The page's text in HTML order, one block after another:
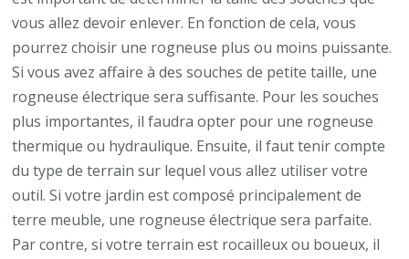
vous allez devoir enlever. En fonction de cela, vous
pourrez choisir une rogneuse plus ou moins puissante.
Si vous avez affaire à des souches de petite taille, une
rogneuse électrique sera suffisante. Pour les souches
plus importantes, il faudra opter pour une rogneuse
thermique ou hydraulique. Ensuite, il faut tenir compte
du type de terrain sur lequel vous allez utiliser votre
outil. Si votre jardin est composé principalement de
terre meuble, une rogneuse électrique sera parfaite.
Par contre, si votre terrain est rocailleux ou boueux, il